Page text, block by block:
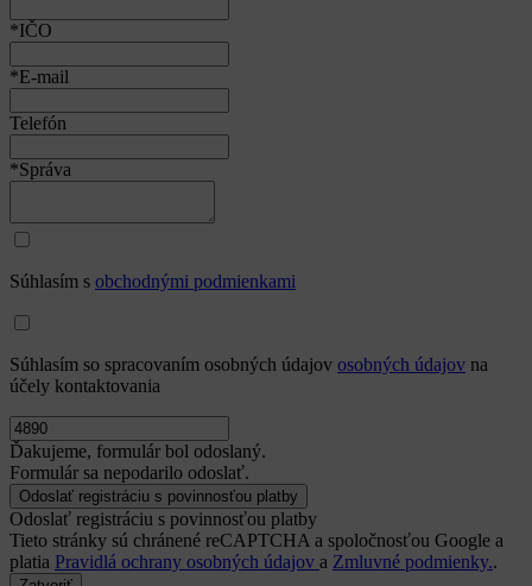
*IČO
*E-mail
Telefón
*Správa
Súhlasím s obchodnými podmienkami
Súhlasím so spracovaním osobných údajov osobných údajov na
účely kontaktovania
Ďakujeme, formulár bol odoslaný.
Formulár sa nepodarilo odoslať.
Odoslať registráciu s povinnosťou platby
Tieto stránky sú chránené reCAPTCHA a spoločnosťou Google a
platia Pravidlá ochrany osobných údajov a Zmluvné podmienky..